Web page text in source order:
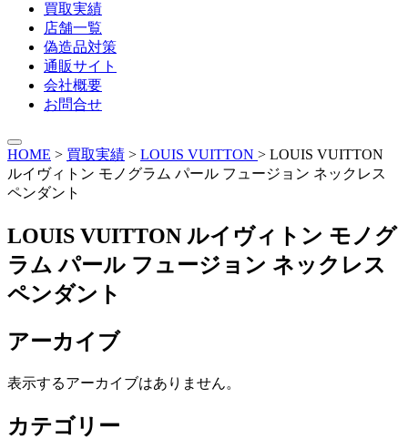
買取実績
店舗一覧
偽造品対策
通販サイト
会社概要
お問合せ
HOME > 買取実績 > LOUIS VUITTON > LOUIS VUITTON
ルイヴィトン モノグラム パール フュージョン ネックレス
ペンダント
LOUIS VUITTON ルイヴィトン モノグ
ラム パール フュージョン ネックレス
ペンダント
アーカイブ
表示するアーカイブはありません。
カテゴリー